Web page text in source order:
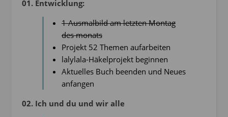
01. Entwicklung:
1 Ausmalbild am letzten Montag
des monats
Projekt 52 Themen aufarbeiten
lalylala-Häkelprojekt beginnen
Aktuelles Buch beenden und Neues
anfangen
02. Ich und du und wir alle